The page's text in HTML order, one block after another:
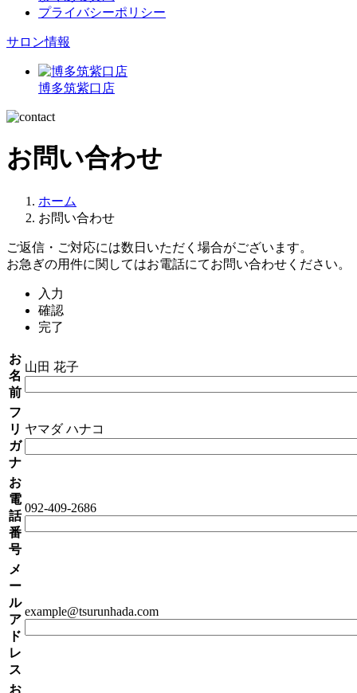
プライバシーポリシー
サロン情報
博多筑紫口店
お問い合わせ
ホーム
お問い合わせ
ご返信・ご対応には数日いただく場合がございます。
お急ぎの用件に関してはお電話にてお問い合わせください。
入力
確認
完了
お
名
前
山田 花子
フ
リ
ガ
ナ
ヤマダ ハナコ
お
電
話
番
号
092-409-2686
メ
ー
ル
ア
ド
レ
ス
example@tsurunhada.com
お